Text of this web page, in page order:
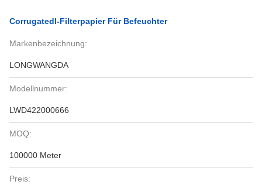
Corrugatedl-Filterpapier Für Befeuchter
Markenbezeichnung:
LONGWANGDA
Modellnummer:
LWD422000666
MOQ:
100000 Meter
Preis: